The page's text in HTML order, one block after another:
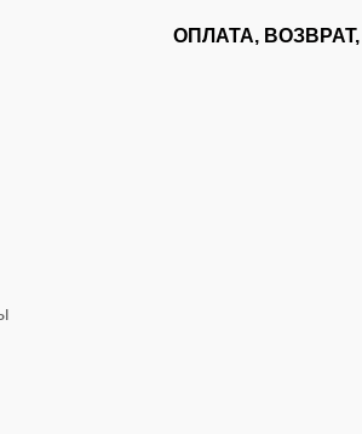
ОПЛАТА,